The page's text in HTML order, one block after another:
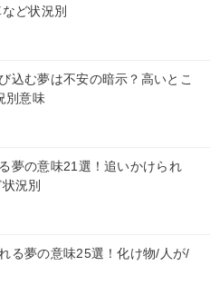
ど状況別
込む夢は不安の暗示？高いとこ
別意味
夢の意味21選！追いかけられ
況別
る夢の意味25選！化け物/人が/